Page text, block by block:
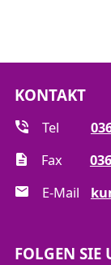
Praktischer
KONTAKT
Tel
Fax
E-Mail
FOLGEN SIE